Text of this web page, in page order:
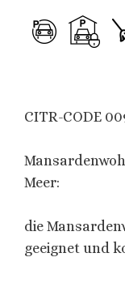
CITR-CODE
Meer:
die
geeignet und